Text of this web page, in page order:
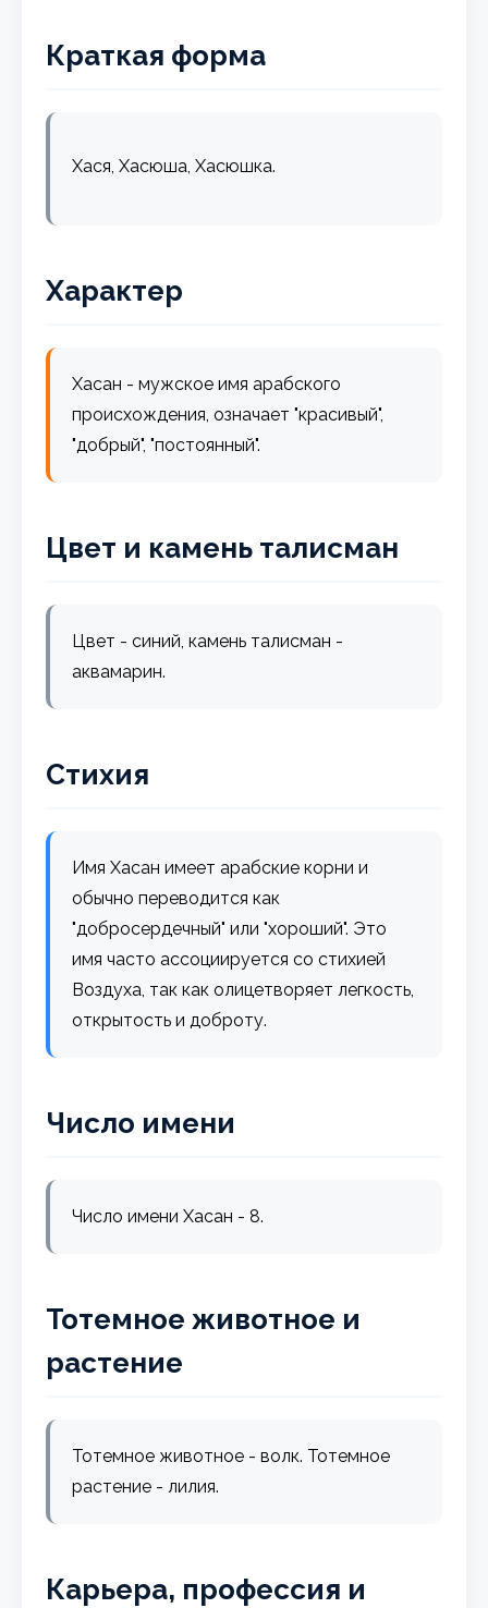
Краткая форма
Хася, Хасюша, Хасюшка.
Характер
Хасан - мужское имя арабского
происхождения, означает "красивый",
"добрый", "постоянный".
Цвет и камень талисман
Цвет - синий, камень талисман -
аквамарин.
Стихия
Имя Хасан имеет арабские корни и
обычно переводится как
"добросердечный" или "хороший". Это
имя часто ассоциируется со стихией
Воздуха, так как олицетворяет легкость,
открытость и доброту.
Число имени
Число имени Хасан - 8.
Тотемное животное и
растение
Тотемное животное - волк. Тотемное
растение - лилия.
Карьера, профессия и